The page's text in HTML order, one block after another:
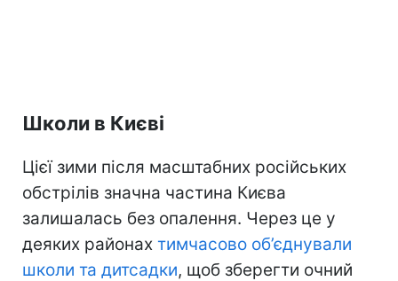
Школи в Києві
Цієї зими після масштабних російських
обстрілів значна частина Києва
залишалась без опалення. Через це у
деяких районах тимчасово об’єднували
школи та дитсадки, щоб зберегти очний